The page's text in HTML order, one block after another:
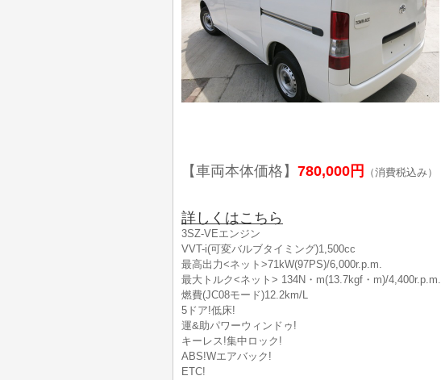
【車両本体価格】 780,000円 （消費税込み）
詳しくはこちら
3SZ-VEエンジン
VVT-i(可変バルブタイミング)1,500cc
最高出力<ネット>71kW(97PS)/6,000r.p.m.
最大トルク<ネット> 134N・m(13.7kgf・m)/4,400r.p.m.
燃費(JC08モード)12.2km/L
5ドア!低床!
運&助パワーウィンドゥ!
キーレス!集中ロック!
ABS!Wエアバック!
ETC!